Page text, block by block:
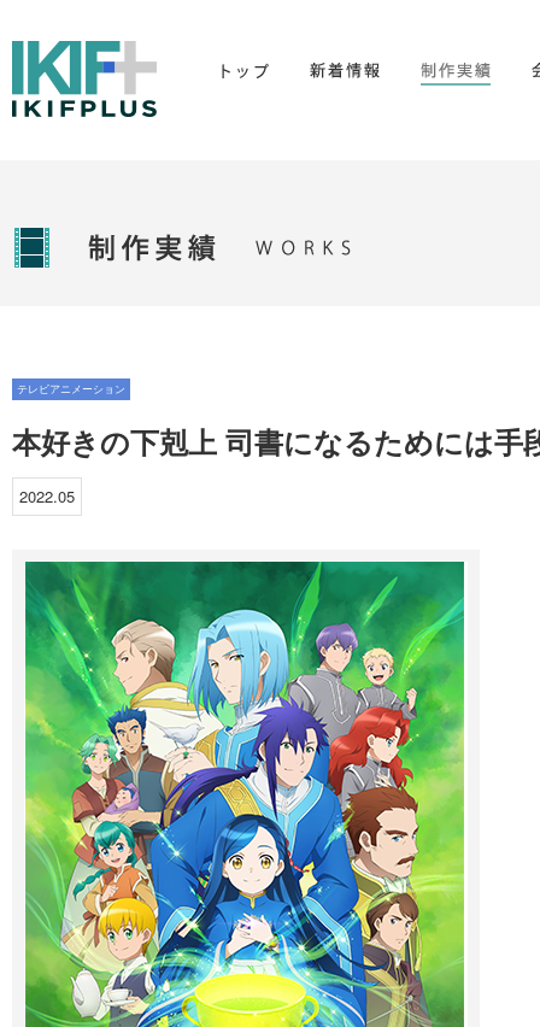
テレビアニメーション
本好きの下剋上 司書になるためには
2022.05